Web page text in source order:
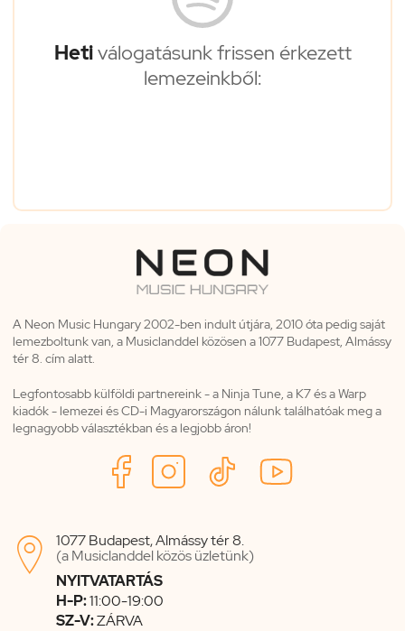
Hetiválogatásunk frissen érkezett
lemezeinkből:
A Neon Music Hungary 2002-ben indult útjára, 2010 óta pedig saját
lemezboltunk van, a Musiclanddel közösen a 1077 Budapest, Almássy
tér 8. cím alatt.
Legfontosabb külföldi partnereink - a Ninja Tune, a K7 és a Warp
kiadók - lemezei és CD-i Magyarországon nálunk találhatóak meg a
legnagyobb választékban és a legjobb áron!

1077 Budapest, Almássy tér 8.
(a Musiclanddel közös üzletünk)
NYITVATARTÁS
H-P:11:00-19:00
SZ-V:ZÁRVA